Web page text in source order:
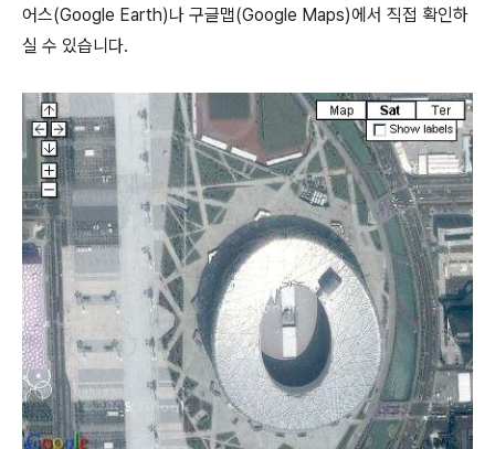
어스(Google Earth)나 구글맵(Google Maps)에서 직접 확인하
실 수 있습니다.